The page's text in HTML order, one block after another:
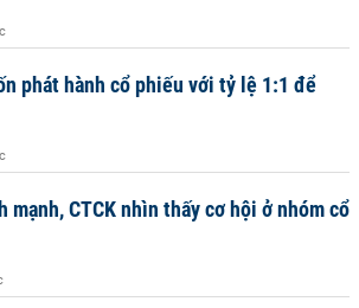
phát hành cổ phiếu với tỷ lệ 1:1 để
mạnh, CTCK nhìn thấy cơ hội ở nhóm cổ